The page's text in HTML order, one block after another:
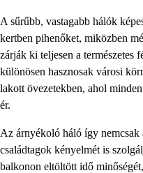
A sűrűbb, vastagabb hálók
kertben pihenőket, miközben
zárják ki teljesen a természetes
különösen hasznosak városi
lakott övezetekben, ahol
ér.
Az árnyékoló háló így nemcsak
családtagok kényelmét is
balkonon eltöltött idő